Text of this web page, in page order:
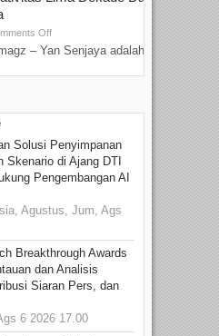
Off
– Yan Senjaya adalah...
Solusi Penyimpanan
Skenario di Ajang DTI
Pengembangan AI
Agustus, Jum, Ags
Breakthrough Awards
dan Analisis
Siaran Pers, dan
6 2026 17.00